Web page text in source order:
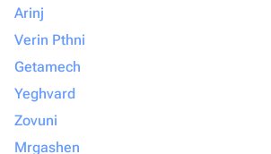
Arinj
Verin Pthni
Getamech
Yeghvard
Zovuni
Mrgashen